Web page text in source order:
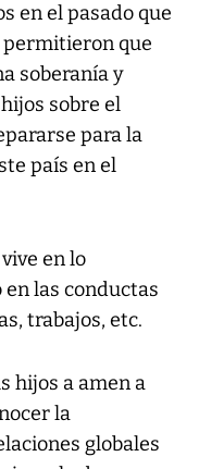
en el pasado que
que
soberanía y
sobre el
para la
país en el
en lo
las conductas
trabajos, etc.
hijos a amen a
la
globales